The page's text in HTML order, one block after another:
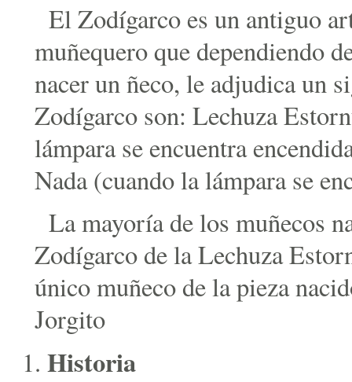
El Zodígarco es un antiguo
muñequero que dependiendo
nacer un ñeco, le adjudica un
Zodígarco son: Lechuza
lámpara se encuentra
Nada (cuando la lámpara se
La mayoría de los muñecos
Zodígarco de la Lechuza
único muñeco de la pieza
Jorgito
Historia